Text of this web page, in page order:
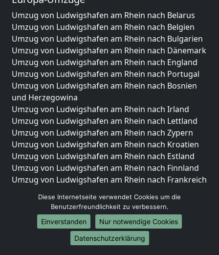
Umzug von Ludwigshafen am Rhein nach Belarus
Umzug von Ludwigshafen am Rhein nach Belgien
Umzug von Ludwigshafen am Rhein nach Bulgarien
Umzug von Ludwigshafen am Rhein nach Dänemark
Umzug von Ludwigshafen am Rhein nach England
Umzug von Ludwigshafen am Rhein nach Portugal
Umzug von Ludwigshafen am Rhein nach Bosnien
und Herzegowina
Umzug von Ludwigshafen am Rhein nach Irland
Umzug von Ludwigshafen am Rhein nach Lettland
Umzug von Ludwigshafen am Rhein nach Zypern
Umzug von Ludwigshafen am Rhein nach Kroatien
Umzug von Ludwigshafen am Rhein nach Estland
Umzug von Ludwigshafen am Rhein nach Finnland
Umzug von Ludwigshafen am Rhein nach Frankreich
Griechenland
Umzug von Ludwigshafen am Rhein nach Italien
Umzug von Ludwigshafen am Rhein nach
Diese Internetseite verwendet Cookies um die
Benutzerfreundlichkeit zu verbessern.
Einverstanden
Nur notwendige Cookies
Datenschutzerklärung